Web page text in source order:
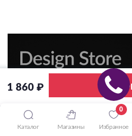
1 860 ₽ В
Каталог Магазины
0
Избранное